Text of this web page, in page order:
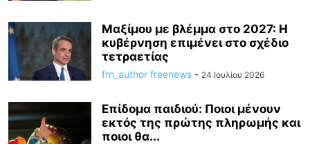
Μαξίμου με βλέμμα στο 2027: Η
κυβέρνηση επιμένει στο σχέδιο
τετραετίας
frn_author freenews - 24 Ιουλίου 2026
Επίδομα παιδιού: Ποιοι μένουν
εκτός της πρώτης πληρωμής και
ποιοι θα...